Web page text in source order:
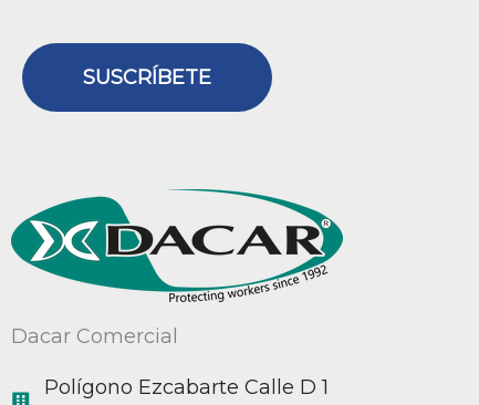
SUSCRÍBETE
Dacar Comercial
Polígono Ezcabarte Calle D 1